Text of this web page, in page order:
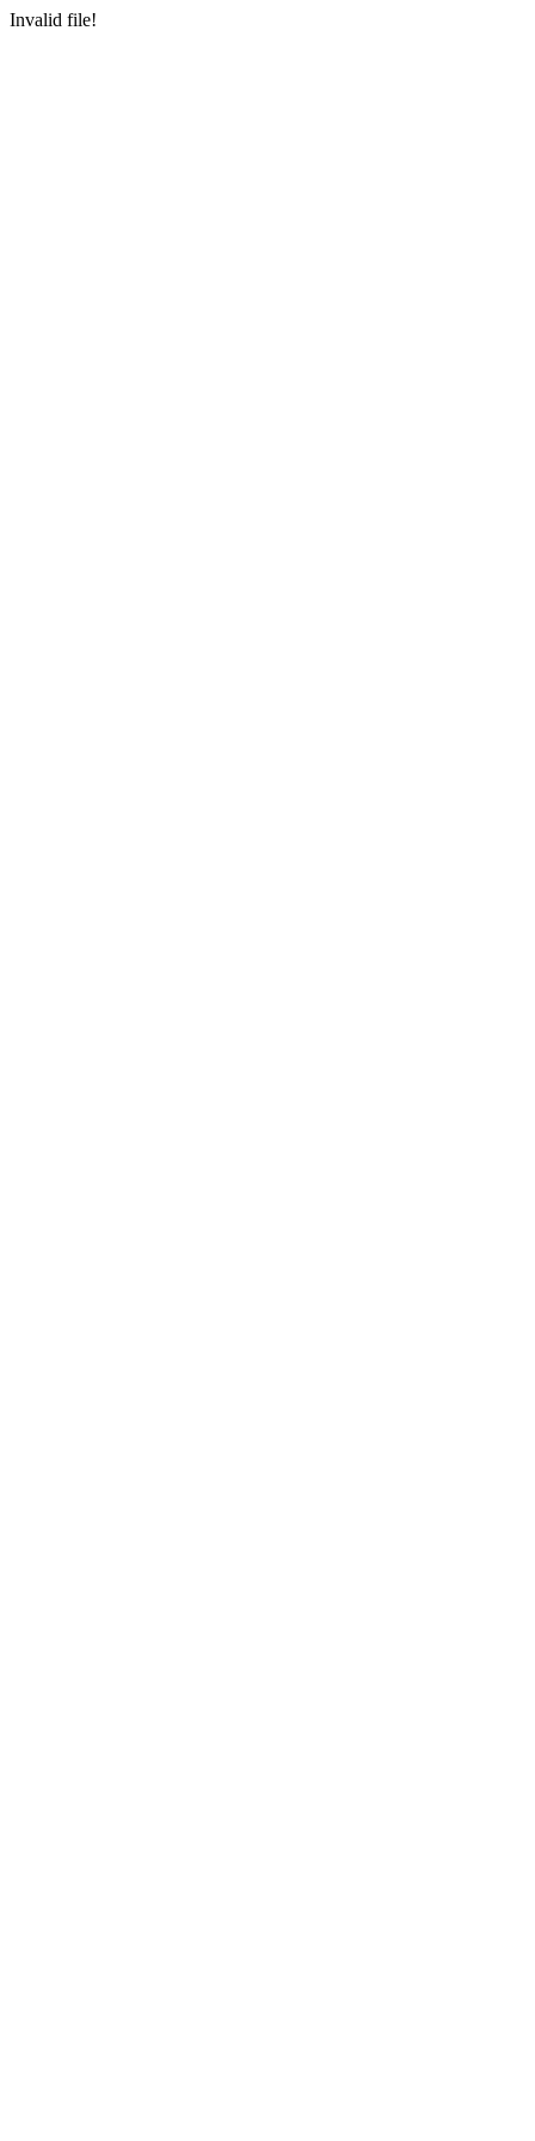
Invalid file!